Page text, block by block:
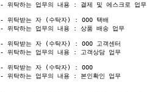
- 위탁하는 업무의 내용 : 결제 및 에스크로 업무
- 위탁받는 자 (수탁자) : OOO 택배
- 위탁하는 업무의 내용 : 상품 배송 업무
- 위탁받는 자 (수탁자) : OOO 고객센터
- 위탁하는 업무의 내용 : 고객상담 업무
- 위탁받는 자 (수탁자) : OOO
- 위탁하는 업무의 내용 : 본인확인 업무